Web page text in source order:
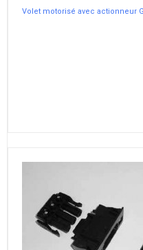
Volet motorisé avec actionneur